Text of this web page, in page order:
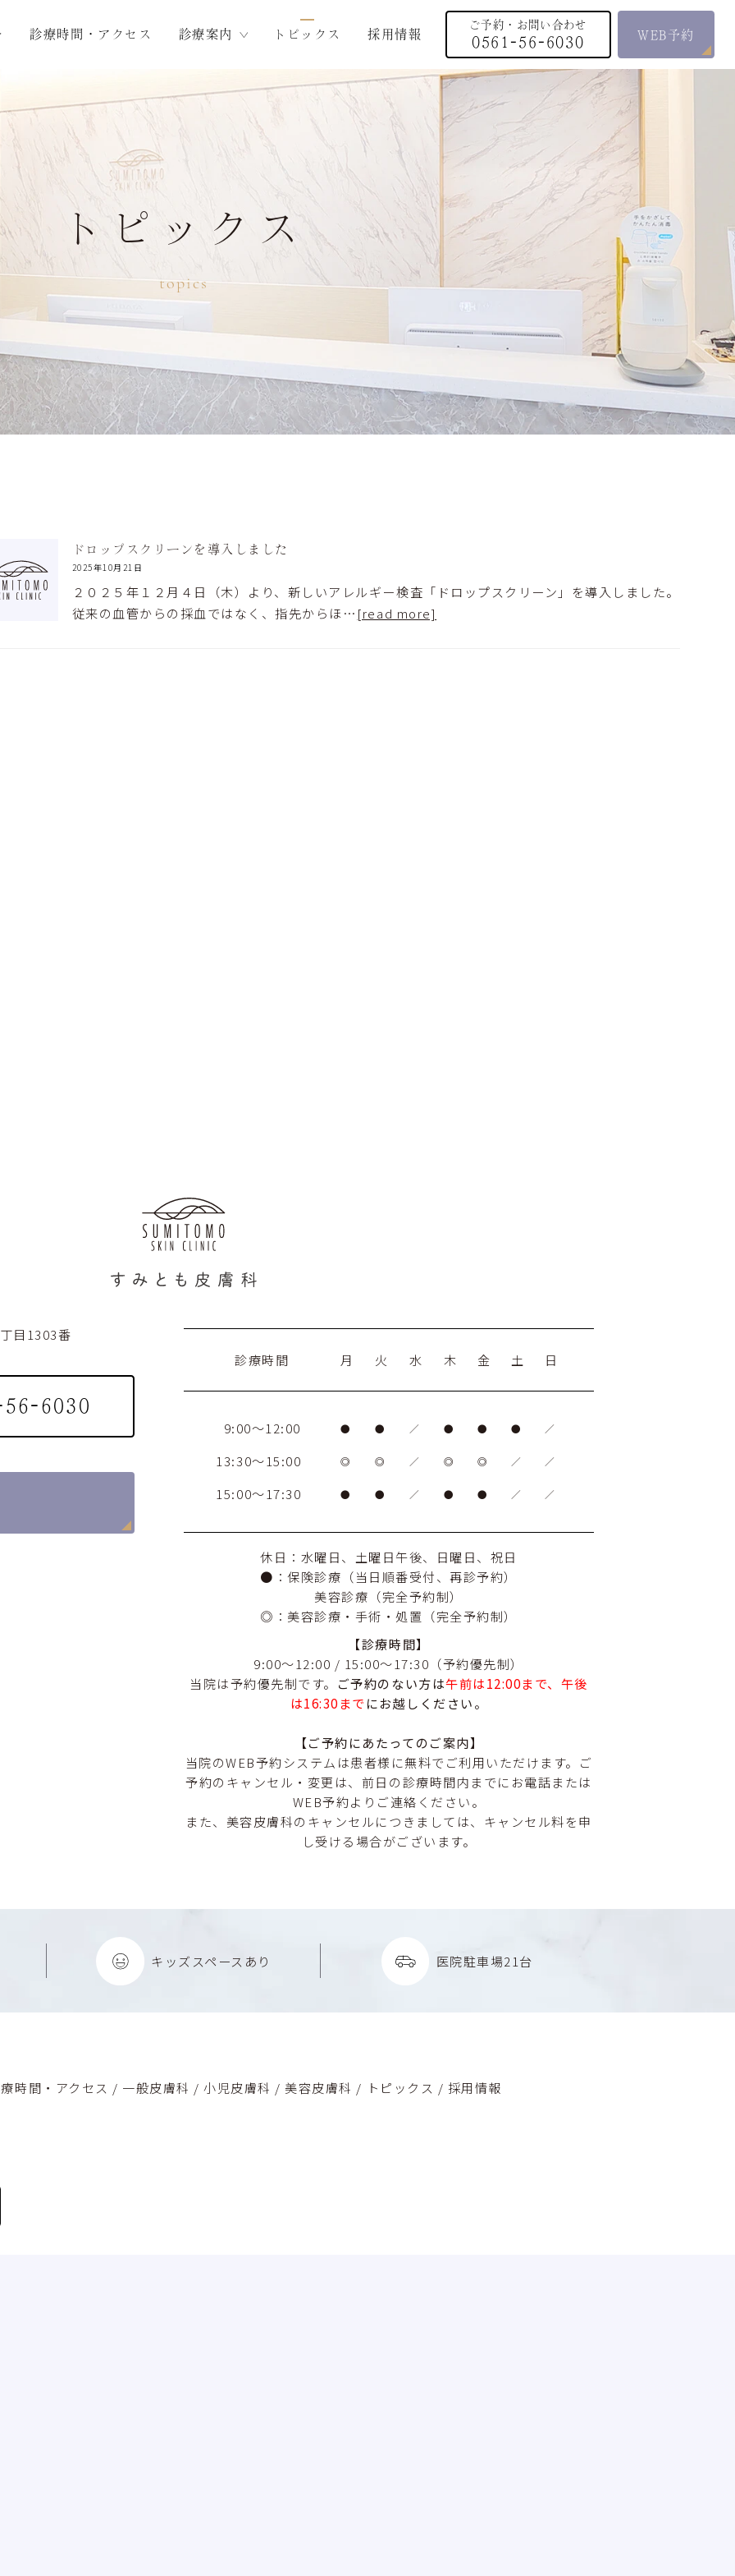
診療時間・アクセス 診療案内 トピックス 採用情報
ご予約・お問い合わせ
0561-56-6030 WEB予約
トピックス
topics
ドロップスクリーンを導入しました
2025年10月21日
２０２５年１２月４日（木）より、新しいアレルギー検査「ドロップスクリーン」を導入しました。
従来の血管からの採血ではなく、指先からほ… [read more]
目1303番
6030
診療時間 月 火 水 木 金 土 日
9:00～12:00 ● ● ／ ● ● ● ／
13:30～15:00 ◎ ◎ ／ ◎ ◎ ／ ／
15:00～17:30 ● ● ／ ● ● ／ ／
休日：水曜日、土曜日午後、日曜日、祝日
●：保険診療（当日順番受付、再診予約）
美容診療（完全予約制）
◎：美容診療・手術・処置（完全予約制）
【診療時間】
9:00〜12:00 / 15:00〜17:30（予約優先制）
当院は予約優先制です。 ご予約のない方は午前は12:00まで、午後
は16:30まで にお越しください。
【ご予約にあたってのご案内】
当院のWEB予約システムは患者様に無料でご利用いただけます。ご
予約のキャンセル・変更は、前日の診療時間内までにお電話または
WEB予約よりご連絡ください。
また、美容皮膚科のキャンセルにつきましては、キャンセル料を申
し受ける場合がございます。
キッズ スペースあり 医院駐車場21台
時間・アクセス / 一般皮膚科 /小児皮膚科 / 美容皮膚科 / トピックス / 採用情報